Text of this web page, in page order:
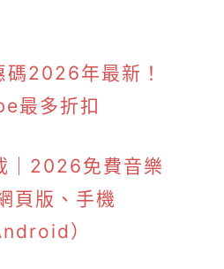
2026年最新！
最多折扣
2026免費音樂
頁版、手機
）